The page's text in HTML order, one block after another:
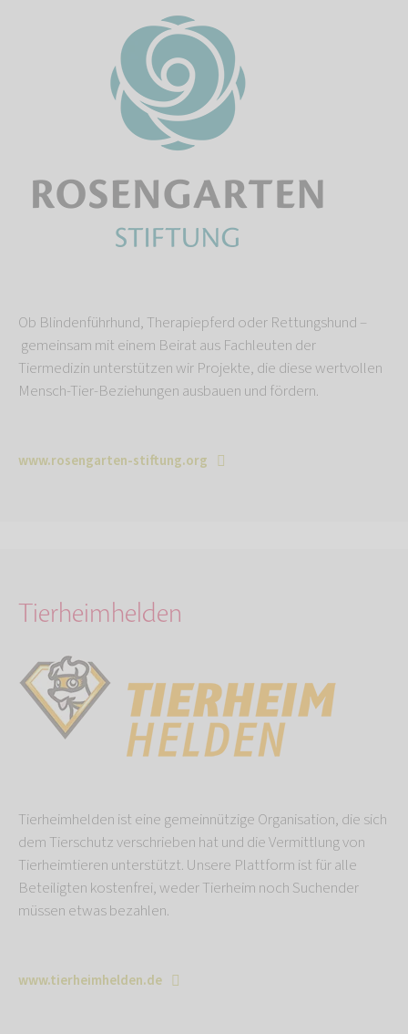
Ob Blindenführhund, Therapiepferd oder Rettungshund –
gemeinsam mit einem Beirat aus Fachleuten der
Tiermedizin unterstützen wir Projekte, die diese wertvollen
Mensch-Tier-Beziehungen ausbauen und fördern.
www.rosengarten-stiftung.org
Tierheimhelden
Tierheimhelden ist eine gemeinnützige Organisation, die sich
dem Tierschutz verschrieben hat und die Vermittlung von
Tierheimtieren unterstützt. Unsere Plattform ist für alle
Beteiligten kostenfrei, weder Tierheim noch Suchender
müssen etwas bezahlen.
www.tierheimhelden.de